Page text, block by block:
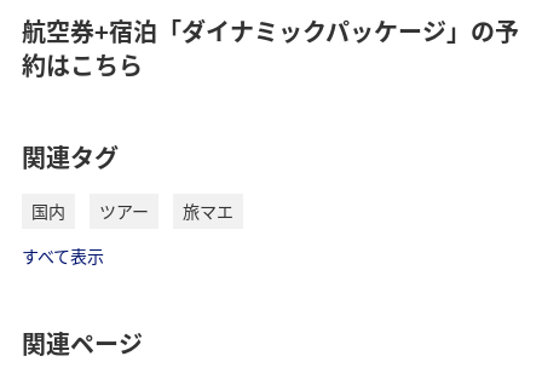
航空券+宿泊「ダイナミックパッケージ」の予
約はこちら
関連タグ
国内 ツアー
旅マエ
すべて表示
関連ページ